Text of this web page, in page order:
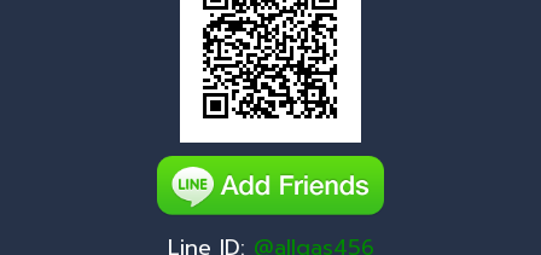
Line ID: @allgas456